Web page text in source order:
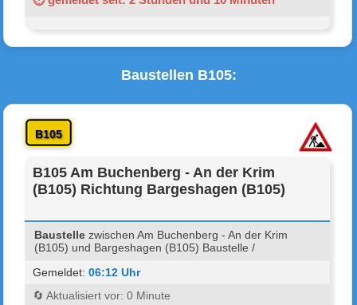
Baustellen B105:
B105
B105 Am Buchenberg - An der Krim
(B105) Richtung Bargeshagen (B105)
Baustelle zwischen Am Buchenberg - An der Krim
(B105) und Bargeshagen (B105) Baustelle /
Gemeldet:06:12 Uhr
🔄 Aktualisiert vor: 0 Minute